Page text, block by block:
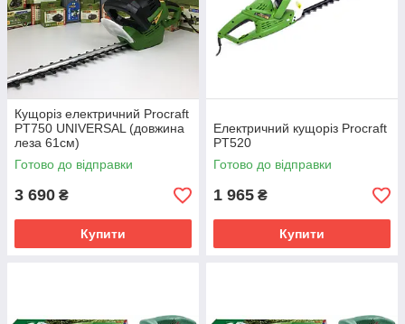
Кущоріз електричний Procraft
PT750 UNIVERSAL (довжина
леза 61см)
Готово до відправки
3 690 ₴
Купити
Електричний кущоріз Procraft
PT520
Готово до відправки
1 965 ₴
Купити